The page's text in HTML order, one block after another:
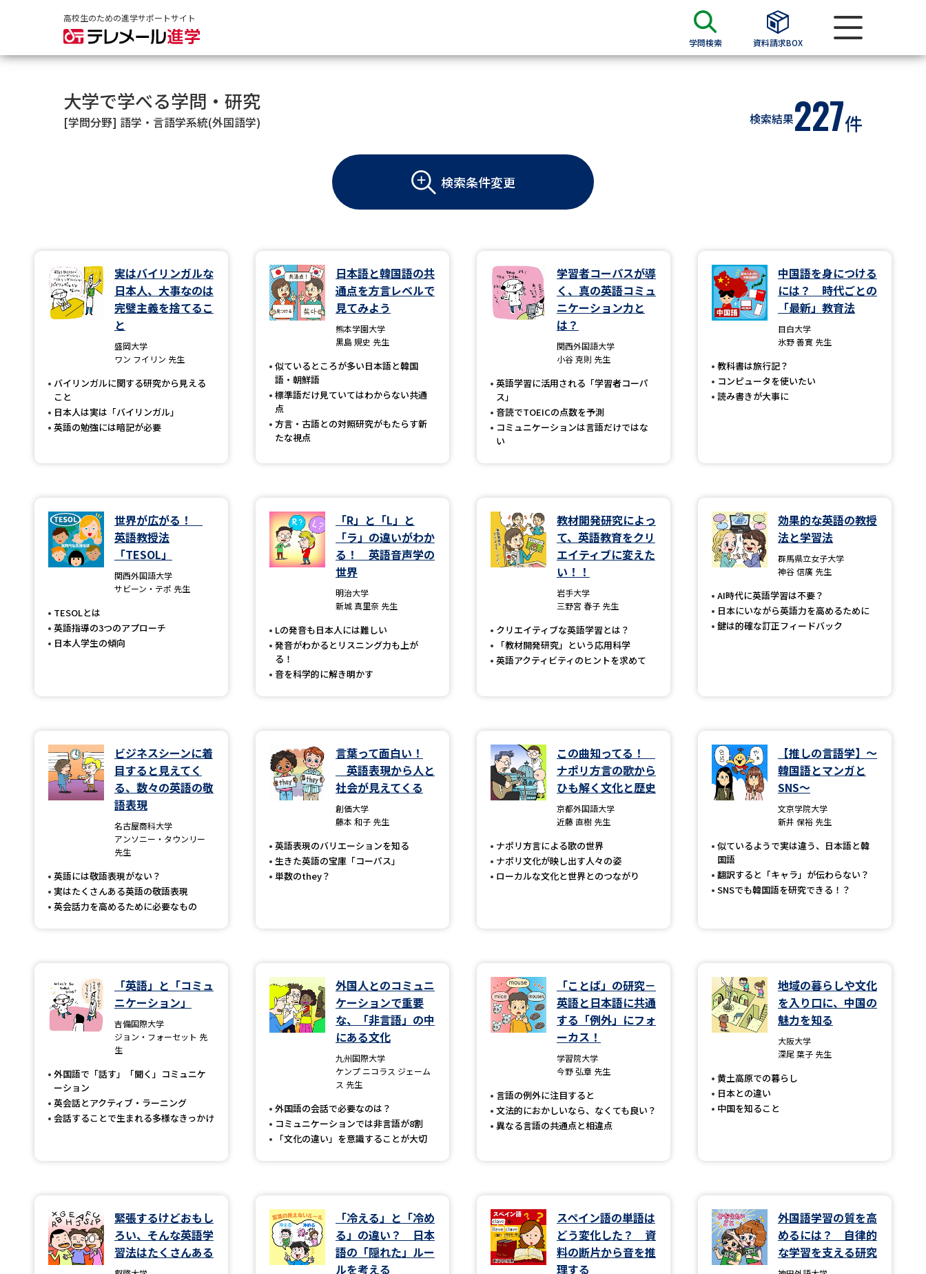
高校生のための進学サポートサイト
学問検索 資料請求BOX
大学パンフ
総合型選抜・学校推薦型選抜 募集要項＆願書
専門学校の資料請求 大学院の資料請求
留学・進学関連、塾・予備校
大学入学共通テスト「受験案内」の請求
大学入学共通テスト「受験上の配慮案内」の請求
高等学校卒業程度認定試験
小学校教員資格認定試験
高等学校（情報）教員資格認定試験
新増設大学・学部・学科特集
国際・グローバルに強い大学特集
データサイエンス特集
奨学金・特待生制度特集
デジタルパンフレット
新学年スタート号特集ページ（高3生用）
新学年スタート号特集ページ（高2生用）
SELFBRAND特集ページ
受験準備 資料検索
志望校・出願校を調べる
受験スケジュールを立てよう
先輩が入学を決めた理由
大学で学びたい学問発見
学問のミニ講義「夢ナビ講義」 学問分野解説 夢ナビライブ
ユーザーサポート
受験情報リンク
大学で学べる学問・研究
[学問分野] 語学・言語学系統(外国語学) 検索結果227件
検索条件変更
実はバイリンガルな
日本人、大事なのは
完璧主義を捨てるこ
と
盛岡大学
ワン フイリン 先生
バイリンガルに関する研究から見える
こと
日本人は実は「バイリンガル」
英語の勉強には暗記が必要
日本語と韓国語の共
通点を方言レベルで
見てみよう
熊本学園大学
黒島 規史 先生
似ているところが多い日本語と韓国
語・朝鮮語
標準語だけ見ていてはわからない共通
点
方言・古語との対照研究がもたらす新
たな視点
学習者コーパスが導
く、真の英語コミュ
ニケーション力と
は？
関西外国語大学
小谷 克則 先生
英語学習に活用される「学習者コーパ
ス」
音読でTOEICの点数を予測
コミュニケーションは言語だけではな
い
中国語を身につける
には？ 時代ごとの
「最新」教育法
目白大学
氷野 善寛 先生
教科書は旅行記？
コンピュータを使いたい
読み書きが大事に
世界が広がる！
英語教授法
「TESOL」
関西外国語大学
サビーン・テポ 先生
TESOLとは
英語指導の3つのアプローチ
日本人学生の傾向
「R」と「L」と
「ラ」の違いがわか
る！ 英語音声学の
世界
明治大学
新城 真里奈 先生
Lの発音も日本人には難しい
発音がわかるとリスニング力も上が
る！
音を科学的に解き明かす
教材開発研究によっ
て、英語教育をクリ
エイティブに変えた
い！！
岩手大学
三野宮 春子 先生
クリエイティブな英語学習とは？
「教材開発研究」という応用科学
英語アクティビティのヒントを求めて
効果的な英語の教授
法と学習法
群馬県立女子大学
神谷 信廣 先生
AI時代に英語学習は不要？
日本にいながら英語力を高めるために
鍵は的確な訂正フィードバック
ビジネスシーンに着
目すると見えてく
る、数々の英語の敬
語表現
名古屋商科大学
アンソニー・タウンリー
先生
英語には敬語表現がない？
実はたくさんある英語の敬語表現
英会話力を高めるために必要なもの
言葉って面白い！
英語表現から人と
社会が見えてくる
創価大学
藤本 和子 先生
英語表現のバリエーションを知る
生きた英語の宝庫「コーパス」
単数のthey？
この曲知ってる！
ナポリ方言の歌から
ひも解く文化と歴史
京都外国語大学
近藤 直樹 先生
ナポリ方言による歌の世界
ナポリ文化が映し出す人々の姿
ローカルな文化と世界とのつながり
【推しの言語学】～
韓国語とマンガと
SNS～
文京学院大学
新井 保裕 先生
似ているようで実は違う、日本語と韓
国語
翻訳すると「キャラ」が伝わらない？
SNSでも韓国語を研究できる！？
「英語」と「コミュ
ニケーション」
吉備国際大学
ジョン・フォーセット 先
生
外国語で「話す」「聞く」コミュニケ
ーション
英会話とアクティブ・ラーニング
会話することで生まれる多様なきっかけ
外国人とのコミュニ
ケーションで重要
な、「非言語」の中
にある文化
九州国際大学
ケンプ ニコラス ジェーム
ス 先生
外国語の会話で必要なのは？
コミュニケーションでは非言語が8割
「文化の違い」を意識することが大切
「ことば」の研究－
英語と日本語に共通
する「例外」にフォ
ーカス！
学習院大学
今野 弘章 先生
言語の例外に注目すると
文法的におかしいなら、なくても良い？
異なる言語の共通点と相違点
地域の暮らしや文化
を入り口に、中国の
魅力を知る
大阪大学
深尾 葉子 先生
黄土高原での暮らし
日本との違い
中国を知ること
緊張するけどおもし
ろい、そんな英語学
習法はたくさんある
「冷える」と「冷め
る」の違い？ 日本
語の「隠れた」ルー
ルを考える
スペイン語の単語は
どう変化した？ 資
料の断片から音を推
理する
外国語学習の質を高
めるには？ 自律的
な学習を支える研究